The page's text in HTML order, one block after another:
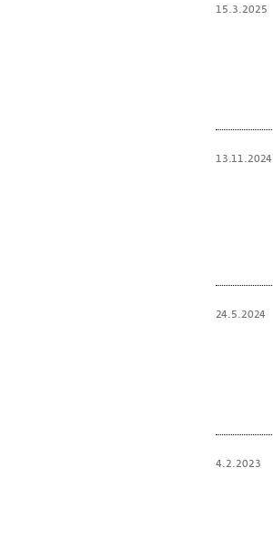
15.3.2025
13.11.2024
24.5.2024
4.2.2023